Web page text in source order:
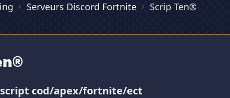
Serveurs Discord Fortnite Scrip Ten®
script cod/apex/fortnite/ect